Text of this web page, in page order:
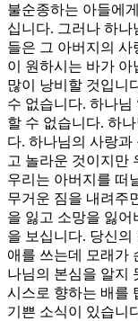
불순종하는 아들에
십니다. 그러나 하
들은 그 아버지의
이 원하시는 바가 아
많이 낭비할 것입니
수 없습니다. 하나
할 수 없습니다. 하
다. 하나님의 사랑과
고 놀라운 것이지만
우리는 아버지를 떠
무거운 짐을 내려주
을 잃고 소망을 잃
을 보십니다. 당신의
애를 쓰는데 모래가
나님의 본심을 알지
시스로 향하는 배를
기쁜 소식이 있습니